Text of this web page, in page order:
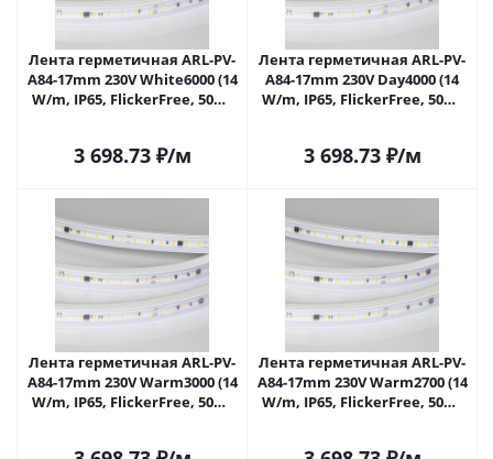
Лента герметичная ARL-PV-
A84-17mm 230V White6000 (14
W/m, IP65, FlickerFree, 50m)
3 698.73₽/м
Лента герметичная ARL-PV-
A84-17mm 230V Day4000 (14
W/m, IP65, FlickerFree, 50m)
3 698.73₽/м
Лента герметичная ARL-PV-
A84-17mm 230V Warm3000 (14
W/m, IP65, FlickerFree, 50m)
Лента герметичная ARL-PV-
A84-17mm 230V Warm2700 (14
W/m, IP65, FlickerFree, 50m)